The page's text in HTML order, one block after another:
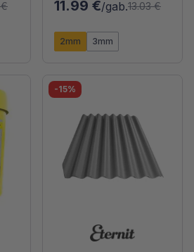
€ 11.99 €/gab.13.03 €
2mm 3mm
-15%